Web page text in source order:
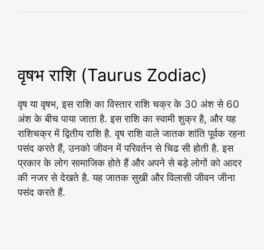
वृषभ राशि (Taurus Zodiac)
वृष या वृषभ, इस राशि का विस्तार राशि चक्र के 30 अंश से 60
अंश के बीच पाया जाता है. इस राशि का स्वामी शुक्र है, और यह
राशिचक्र में द्वितीय राशि है. वृष राशि वाले जातक शांति पूर्वक रहना
पसंद करते हैं, उनको जीवन में परिवर्तन से चिढ सी होती है. इस
प्रकार के लोग सामाजिक होते हैं और अपने से बड़े लोगों को आदर
की नजर से देखते है. यह जातक सुखी और विलासी जीवन जीना
पसंद करते हैं.